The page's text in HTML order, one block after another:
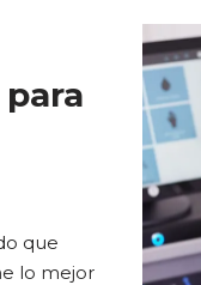
que
lo mejor